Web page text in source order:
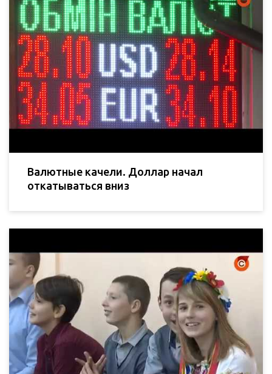
Валютные качели. Доллар начал
откатываться вниз